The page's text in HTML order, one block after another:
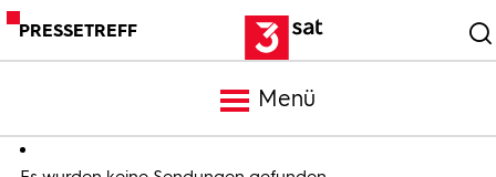
PRESSETREFF
Menü
Meldungen